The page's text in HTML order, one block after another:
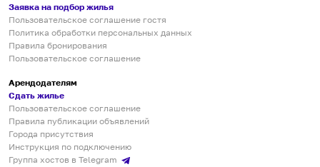
Заявка на подбор жилья
Пользовательское соглашение гостя
Политика обработки персональных данных
Правила бронирования
Пользовательское соглашение
Арендодателям
Сдать жилье
Пользовательское соглашение
Правила публикации объявлений
Города присутствия
Инструкция по подключению
Группа хостов в Telegram